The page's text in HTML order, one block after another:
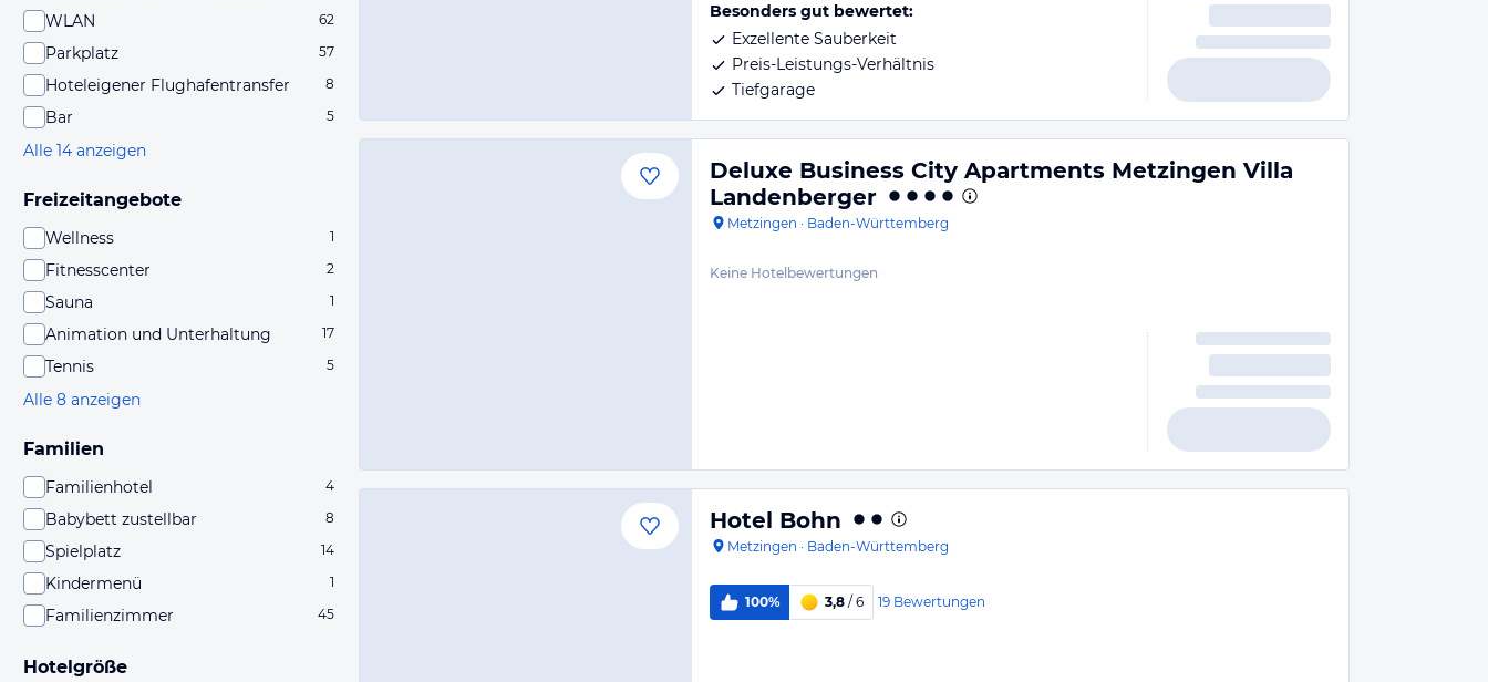
WLAN 62
Parkplatz 57
Hoteleigener Flughafentransfer 8
Bar 5
Alle 14 anzeigen
Freizeitangebote
Wellness 1
Fitnesscenter 2
Sauna 1
Animation und Unterhaltung 17
Tennis 5
Alle 8 anzeigen
Familien
Familienhotel 4
Babybett zustellbar 8
Spielplatz 14
Kindermenü 1
Familienzimmer 45
Hotelgröße
Besonders gut bewertet:
Exzellente Sauberkeit
Preis-Leistungs-Verhältnis
Tiefgarage
Deluxe Business City Apartments Metzingen Villa
Landenberger
Metzingen · Baden-Württemberg
Keine Hotelbewertungen
Hotel Bohn
Metzingen · Baden-Württemberg
100% 3,8 / 6 19 Bewertungen